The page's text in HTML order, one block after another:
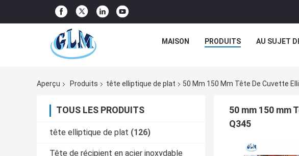
MAISON PRODUITS AU SUJET
Aperçu Produits tête elliptique de plat 50 Mm 150 Mm Tête De Cuvette
TOUS LES PRODUITS
tête elliptique de plat (126)
Tête de récipient en acier inoxydable
50 mm 150 mm
Q345